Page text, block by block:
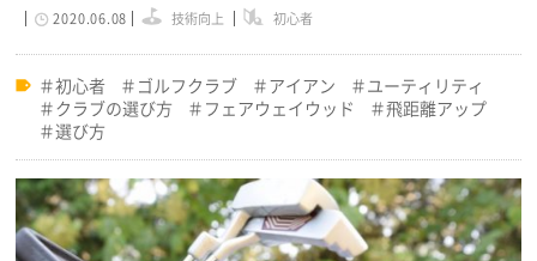
2020.06.08 技術向上 初心者
初心者 ゴルフクラブ アイアン
ユーティリティ
クラブの選び方
フェアウェイウッド
飛距離アップ
選び方